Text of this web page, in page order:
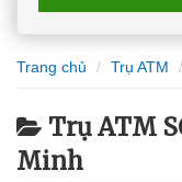
Trang chủ Trụ ATM
Trụ ATM
Minh